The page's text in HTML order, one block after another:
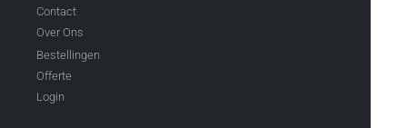
Contact
Over Ons
Bestellingen
Offerte
Login